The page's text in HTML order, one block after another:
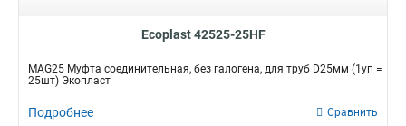
Ecoplast 42525-25HF
MAG25 Муфта соединительная, без галогена, для труб D25мм (1уп =
25шт) Экопласт
Подробнее Сравнить